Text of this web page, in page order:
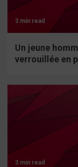
3 min read
Un jeune
verrouillée en
3 min read